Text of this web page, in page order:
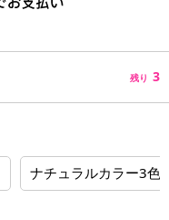
残り 3
ナチュラルカラー3色